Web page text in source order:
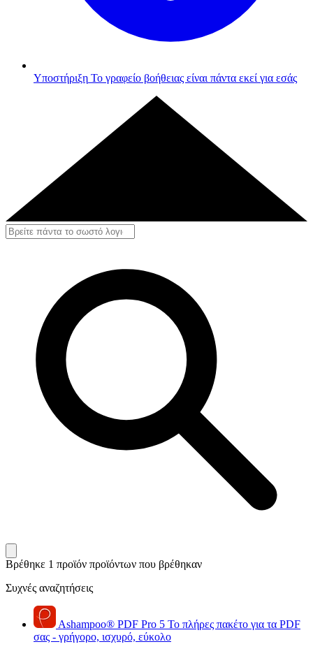
Υποστήριξη Το γραφείο βοήθειας είναι πάντα εκεί για εσάς
Βρέθηκε 1 προϊόν προϊόντων που βρέθηκαν
Συχνές αναζητήσεις
Ashampoo® PDF Pro 5 Το πλήρες πακέτο για τα PDF
σας - γρήγορο, ισχυρό, εύκολο